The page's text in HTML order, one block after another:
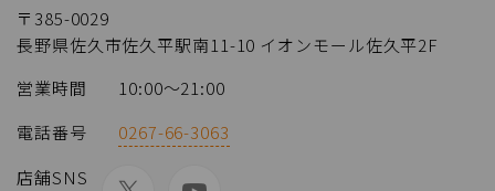
〒385-0029
長野県佐久市佐久平駅南11-10 イオンモール佐久平2F
営業時間
10:00～21:00
電話番号
0267-66-3063
店舗SNS